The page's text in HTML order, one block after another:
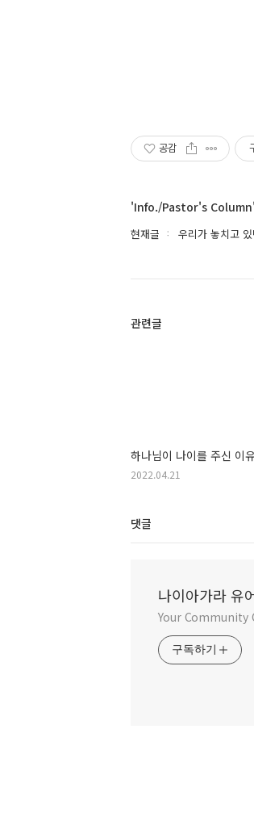
공감
'Info./Pastor's Column'
현재글 우리가 놓치고
관련글
하나님이 나이를 주신 이유
2022.04.21
댓글
나이아가라 유
Your Community
구독하기